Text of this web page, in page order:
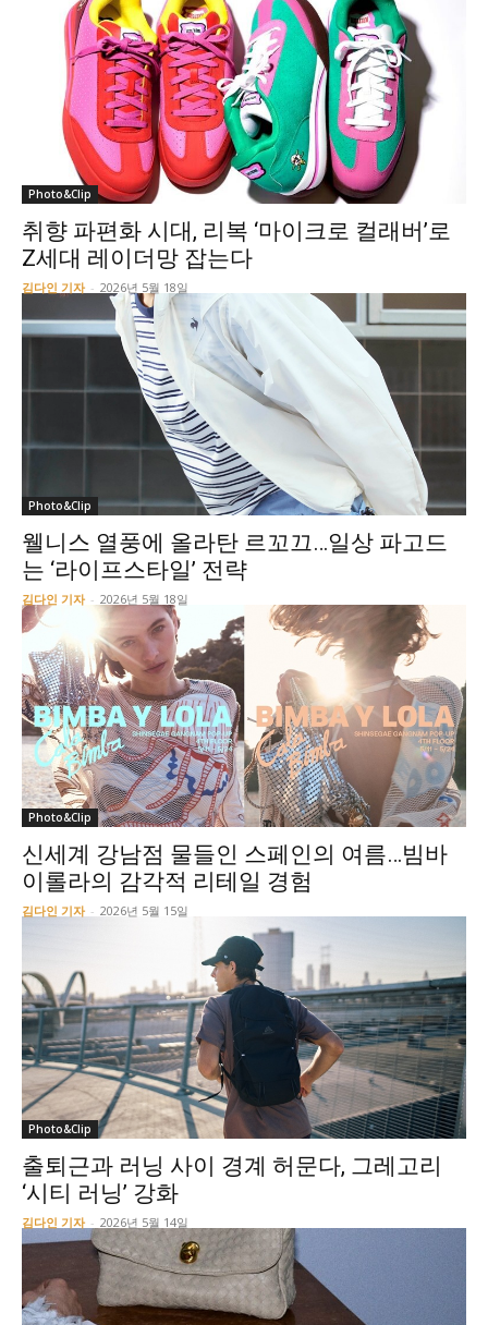
Photo&Clip
취향 파편화 시대, 리복 ‘마이크로 컬래버’로
Z세대 레이더망 잡는다
김다인 기자 - 2026년 5월 18일
Photo&Clip
웰니스 열풍에 올라탄 르꼬끄…일상 파고드
는 ‘라이프스타일’ 전략
김다인 기자 - 2026년 5월 18일
Photo&Clip
신세계 강남점 물들인 스페인의 여름…빔바
이롤라의 감각적 리테일 경험
김다인 기자 - 2026년 5월 15일
Photo&Clip
출퇴근과 러닝 사이 경계 허문다, 그레고리
‘시티 러닝’ 강화
김다인 기자 - 2026년 5월 14일